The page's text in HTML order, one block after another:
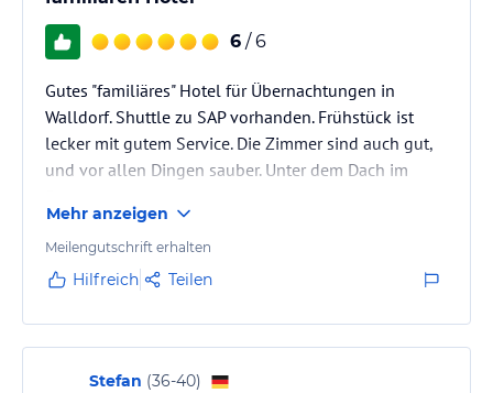
6 / 6
Gutes "familiäres" Hotel für Übernachtungen in
Walldorf. Shuttle zu SAP vorhanden. Frühstück ist
lecker mit gutem Service. Die Zimmer sind auch gut,
und vor allen Dingen sauber. Unter dem Dach im
Mehr anzeigen
Meilengutschrift erhalten
Hilfreich Teilen
Stefan (36-40)